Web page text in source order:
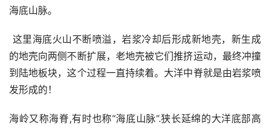
海底山脉。
的地壳向两侧不断扩展，老地壳被它们推挤运动，最终冲撞
到陆地板块，这个过程一直持续着。大洋中脊就是由岩浆喷
发形成的！
海岭又称海脊,有时也称“海底山脉”.狭长延绵的大洋底部高